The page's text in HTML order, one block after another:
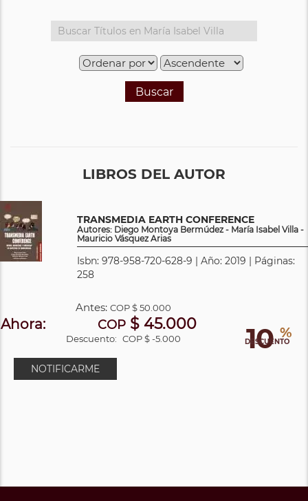
Buscar
LIBROS DEL AUTOR
TRANSMEDIA EARTH CONFERENCE
Autores: Diego Montoya Bermúdez - María Isabel Villa -
Mauricio Vásquez Arias
Isbn: 978-958-720-628-9 | Año: 2019 | Páginas:
258
10 %
DESCUENTO
Antes: COP$ 50.000
Ahora: COP $ 45.000
Descuento: COP $ -5.000
NOTIFICARME